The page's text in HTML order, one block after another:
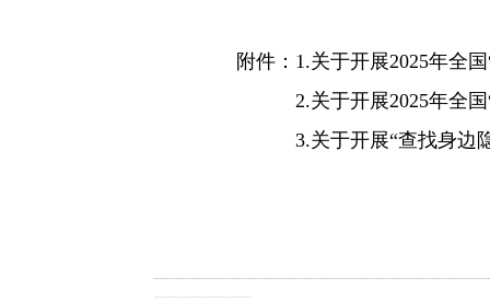
附件：1.关于开展2025年全国
2.关于开展2025年全国“安
3.关于开展“查找身边隐患